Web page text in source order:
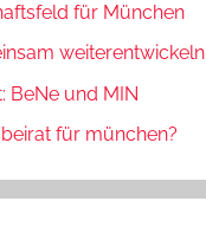
für München
weiterentwickeln
BeNe und MIN
für münchen?